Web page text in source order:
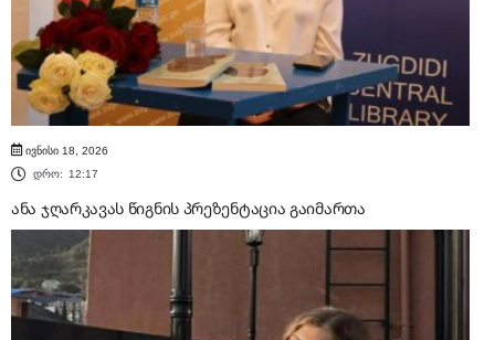
ივნისი 18, 2026
დრო:
12:17
ანა ჯღარკავას წიგნის პრეზენტაცია გაიმართა